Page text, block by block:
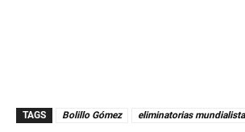
TAGS Bolillo Gómez eliminatorias